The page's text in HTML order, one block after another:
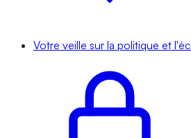
Votre veille sur la politique et